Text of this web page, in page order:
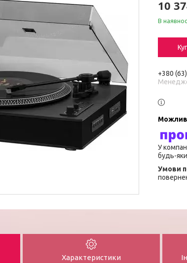
10
В
+380
У
будь-
Характеристики